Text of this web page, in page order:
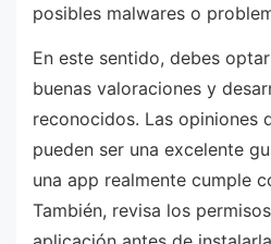
posibles malwares o
En este sentido, debes
buenas valoraciones y
reconocidos. Las opiniones
pueden ser una excelente
una app realmente cumple
También, revisa los